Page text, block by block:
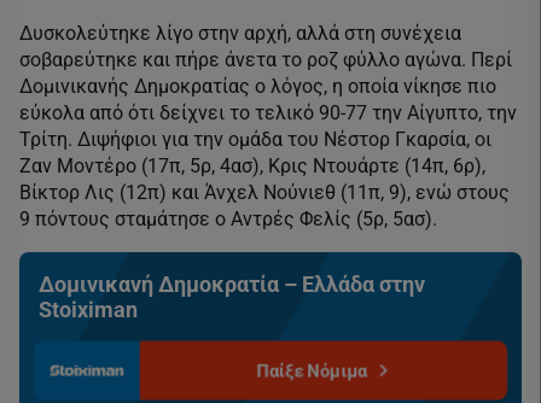
Δυσκολεύτηκε λίγο στην αρχή, αλλά στη συνέχεια
σοβαρεύτηκε και πήρε άνετα το ροζ φύλλο αγώνα. Περί
Δομινικανής Δημοκρατίας ο λόγος, η οποία νίκησε πιο
εύκολα από ότι δείχνει το τελικό 90-77 την Αίγυπτο, την
Τρίτη. Διψήφιοι για την ομάδα του Νέστορ Γκαρσία, οι
Ζαν Μοντέρο (17π, 5ρ, 4ασ), Κρις Ντουάρτε (14π, 6ρ),
Βίκτορ Λις (12π) και Άνχελ Νούνιεθ (11π, 9), ενώ στους
9 πόντους σταμάτησε ο Αντρές Φελίς (5ρ, 5ασ).
Δομινικανή Δημοκρατία – Ελλάδα στην
Stoiximan
Παίξε Νόμιμα